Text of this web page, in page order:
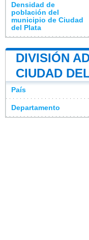
Densidad de
población del
municipio de Ciudad
del Plata
DIVISIÓN
CIUDAD
País
Departamento